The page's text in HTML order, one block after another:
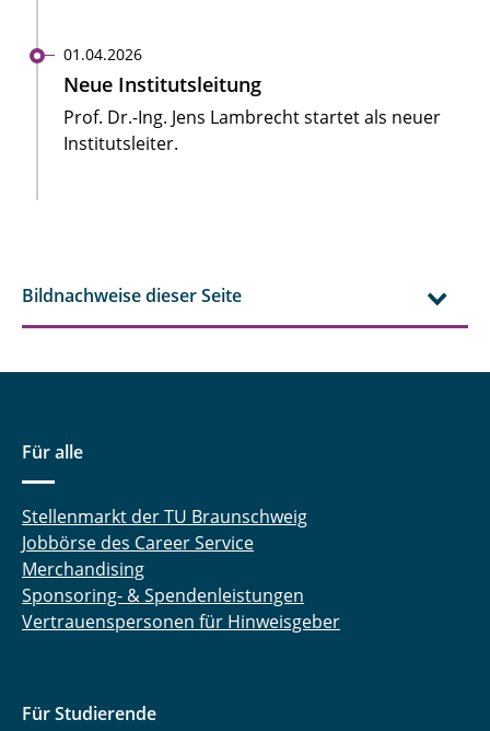
01.04.2026
Neue Institutsleitung
Prof. Dr.-Ing. Jens Lambrecht startet als neuer
Institutsleiter.
Bildnachweise dieser Seite
Für alle
Stellenmarkt der TU Braunschweig
Jobbörse des Career Service
Merchandising
Sponsoring- & Spendenleistungen
Vertrauenspersonen für Hinweisgeber
Für Studierende